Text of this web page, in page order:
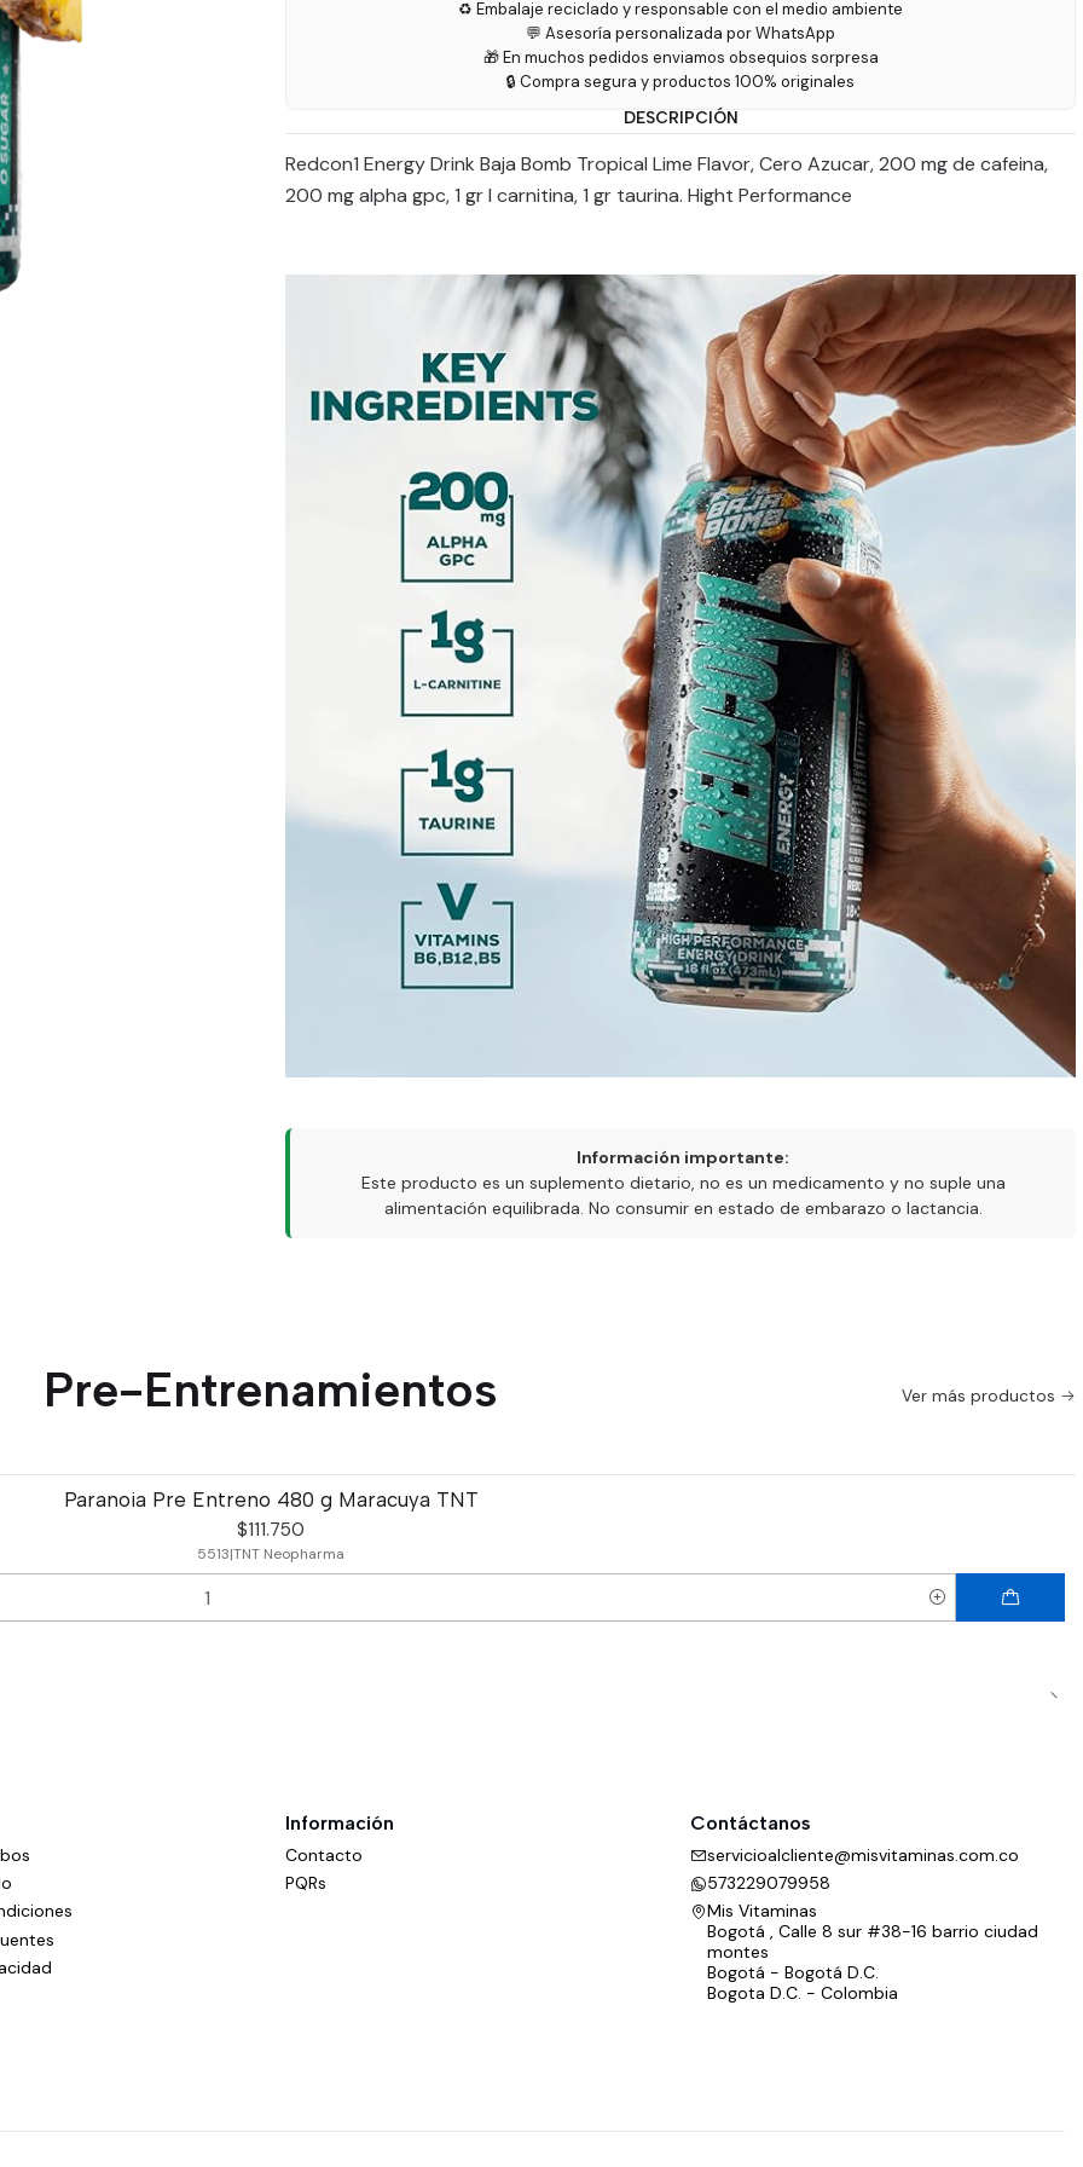
♻️ Embalaje reciclado y responsable con el medio ambiente
💬 Asesoría personalizada por WhatsApp
🎁 En muchos pedidos enviamos obsequios sorpresa
🔒 Compra segura y productos 100% originales
DESCRIPCIÓN
Redcon1 Energy Drink Baja Bomb Tropical Lime Flavor, Cero Azucar, 200 mg de cafeina,
200 mg alpha gpc, 1 gr l carnitina, 1 gr taurina. Hight Performance
Información importante:
Este producto es un suplemento dietario, no es un medicamento y no suple una
alimentación equilibrada. No consumir en estado de embarazo o lactancia.
Pre-Entrenamientos Ver más productos
Paranoia Pre Entreno 480 g Maracuya TNT
$111.750
5513|TNT Neopharma
Información
Contacto
PQRs
Contáctanos
servicioalcliente@misvitaminas.com.co
573229079958
Mis Vitaminas
Bogotá , Calle 8 sur #38-16 barrio ciudad
montes
Bogotá - Bogotá D.C.
Bogota D.C. - Colombia